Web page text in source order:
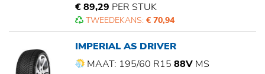
€ 89,29 PER STUK
TWEEDEKANS: € 70,94
IMPERIAL AS DRIVER
MAAT: 195/60 R15 88V MS